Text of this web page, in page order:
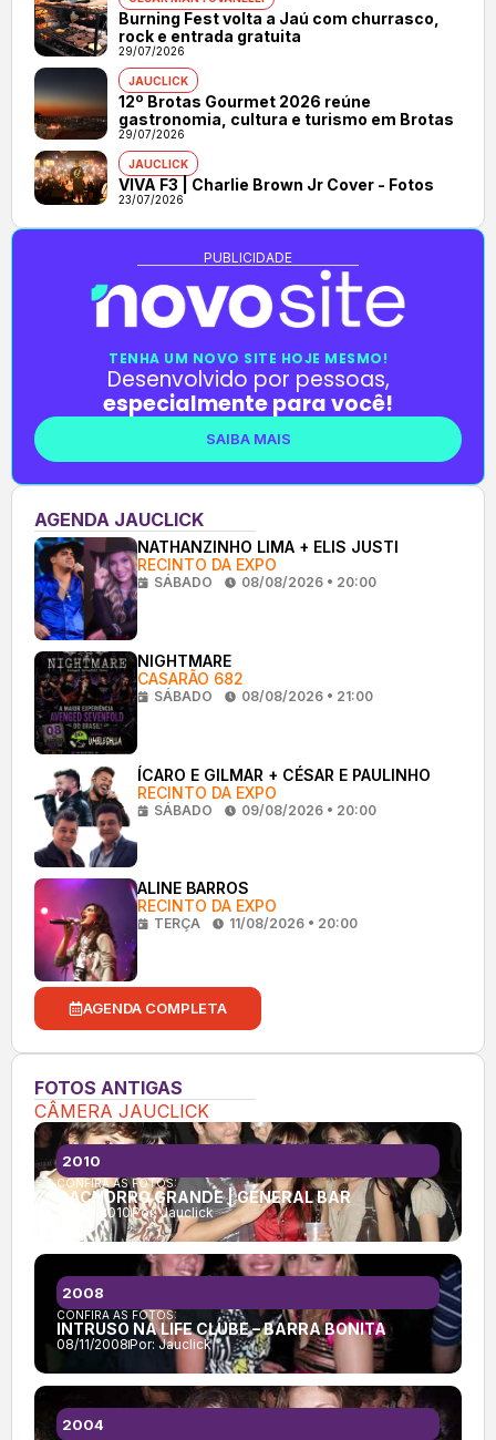
Burning Fest volta a Jaú com churrasco,
rock e entrada gratuita
29/07/2026
JAUCLICK
12º Brotas Gourmet 2026 reúne
gastronomia, cultura e turismo em Brotas
29/07/2026
JAUCLICK
VIVA F3 | Charlie Brown Jr Cover - Fotos
23/07/2026
PUBLICIDADE
TENHA UM NOVO SITE HOJE MESMO!
Desenvolvido por pessoas,
especialmente para você!
SAIBA MAIS
AGENDA JAUCLICK
NATHANZINHO LIMA + ELIS JUSTI
RECINTO DA EXPO
SÁBADO 08/08/2026 • 20:00
NIGHTMARE
CASARÃO 682
SÁBADO 08/08/2026 • 21:00
ÍCARO E GILMAR + CÉSAR E PAULINHO
RECINTO DA EXPO
SÁBADO 09/08/2026 • 20:00
ALINE BARROS
RECINTO DA EXPO
TERÇA 11/08/2026 • 20:00
AGENDA COMPLETA
FOTOS ANTIGAS
CÂMERA JAUCLICK
CONFIRA AS FOTOS:
CACHORRO GRANDE | GENERAL BAR
24/09/2010Por:Jauclick
2010
CONFIRA AS FOTOS:
INTRUSO NA LIFE CLUBE – BARRA BONITA
08/11/2008Por: Jauclick
2008
2004